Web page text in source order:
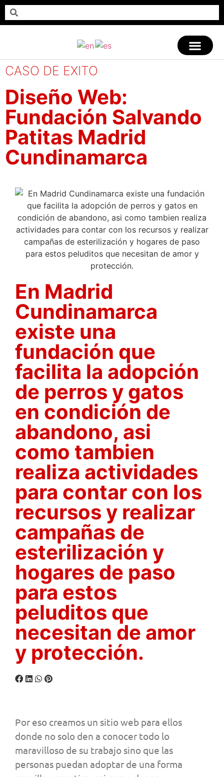
CASO DE EXITO
Diseño Web:
Fundación Salvando
Patitas Madrid
Cundinamarca
En Madrid
Cundinamarca
existe una
fundación que
facilita la adopción
de perros y gatos
en condición de
abandono, asi
como tambien
realiza actividades
para contar con los
recursos y realizar
campañas de
esterilización y
hogares de paso
para estos
peluditos que
necesitan de amor
y protección.
Por eso creamos un sitio web para ellos
donde no solo den a conocer todo lo
maravilloso de su trabajo sino que las
personas puedan adoptar de una forma